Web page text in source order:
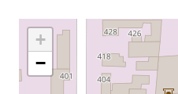
Bandi
Concorsi
+
−